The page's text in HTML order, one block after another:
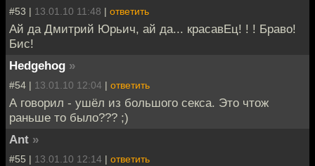
#53 | 13.01.10 11:48 | ответить
Ай да Дмитрий Юрьич, ай да... красавЕц! ! ! Браво!
Бис!
Hedgehog »
#54 | 13.01.10 12:04 | ответить
А говорил - ушёл из большого секса. Это чтож
раньше то было??? ;)
Ant »
#55 | 13.01.10 12:14 | ответить